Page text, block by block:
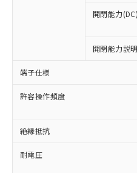
開閉能力(DC)
開閉能力説明
端子仕様
許容操作頻度
絶縁抵抗
耐電圧
ことをご了承
在庫状況およ
記載している
タに基づき作
覧された時点
準価格とは異
正式な納期状
様のお取引先
ムロン制御機
オムロン制御
販売ネ
いたものが、含有品
むを得ず変更するこ
*EU RoHS指令（10物質）：
鉛(Pb) 1000ppm以下、 水
六価クロム(Cr(Ⅵ))
類(PBB) 1000ppm以下、
(PBDE) 1000ppm以下、フ
ル) (DEHP)(別名：DOP)
ルベンジル（BBP）
（DBP） 1000ppm以下
(DIBP) 1000ppm以下
但し、RoHS指令で産業用
フタル酸エステル類の４
図的な使用がないことを確
基準値を超えている
「－」：未確認です
ム) : 100ppm、
Cr(Ⅵ)(六価クロム) :
ニル類) : 1000ppm、
ル類) : 1000ppm、
DBP(フタル酸ジブチル) :
イソブチル) : 1000ppm、
ル) : 1000ppm、
DEHP(フタル酸ビス(2-エ
当社は、これ
為替および外
（以下｢規制貨
または国外へ
国政府の輸出
可)を取得する
当社は規制貨
全に破砕する
いよう必要な
当社は貴社製
ル、化学兵器
武器並びにこ
説明
○ 一定数以
一定数に
在庫なし(
いては、